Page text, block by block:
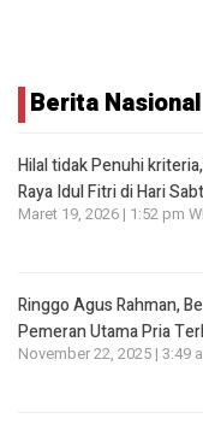
Berita Nasional
Hilal tidak Penuhi
Raya Idul Fitri di Hari
Maret 19, 2026 | 1:52 pm
Ringgo Agus Rahman,
Pemeran Utama Pria
November 22, 2025 | 3:49